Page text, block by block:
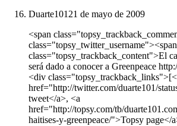
Duarte101 21 de mayo de 2009
<span
class="topsy_twitter_username"><span
class="topsy_trackback_content">El
será dado a conocer a Greenpeace
<div
href="http://twitter.com/duarte101/
tweet</a>, <a
href="http://topsy.com/tb/
haitises-y-greenpeace/">Topsy page</